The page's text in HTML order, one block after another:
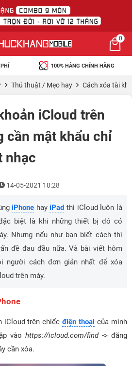
0
100% HÀNG CHÍNH HÃNG
Thủ thuật / Mẹo hay Cách xóa tài
iCloud trên
cần mật khẩu chỉ
nhạc
14-05-2021 10:28
iPhone hay iPad thì iCloud luôn là
biệt là khi những thiết bị đó có
Nhưng nếu như bạn biết cách thì
đề đau đầu nữa. Và bài viết hôm
người cách đơn giản nhất để xóa
trên máy.
iCloud trên chiếcđiện thoại của mình
vào https://icloud.com/find-> đăng
cần xóa.